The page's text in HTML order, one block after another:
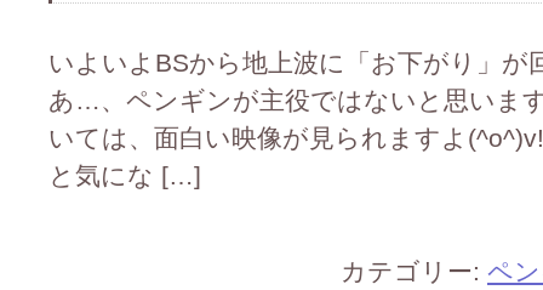
いよいよBSから地上波に「お下がり」
あ…、ペンギンが主役ではないと思いま
いては、面白い映像が見られますよ
と気にな […]
カテゴリー: ペ